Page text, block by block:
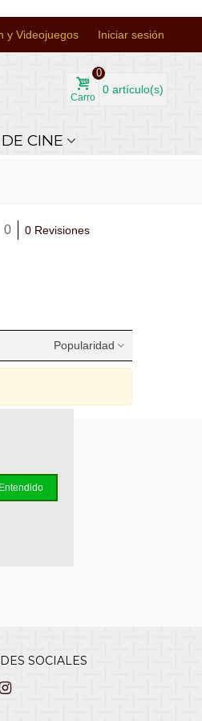
y Videojuegos Iniciar sesión
Carro
0
0 artículo(s)
CINE
0 0 Revisiones
Popularidad
SOCIALES
Entendido